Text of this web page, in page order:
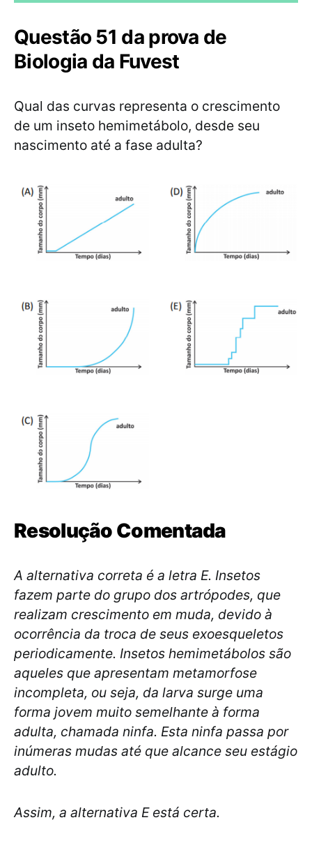
Questão 51 da prova de
Biologia da Fuvest
Qual das curvas representa o crescimento
de um inseto hemimetábolo, desde seu
nascimento até a fase adulta?
Resolução Comentada
A alternativa correta é a letra E. Insetos
fazem parte do grupo dos artrópodes, que
realizam crescimento em muda, devido à
ocorrência da troca de seus exoesqueletos
periodicamente. Insetos hemimetábolos são
aqueles que apresentam metamorfose
incompleta, ou seja, da larva surge uma
forma jovem muito semelhante à forma
adulta, chamada ninfa. Esta ninfa passa por
inúmeras mudas até que alcance seu estágio
adulto.
Assim, a alternativa E está certa.